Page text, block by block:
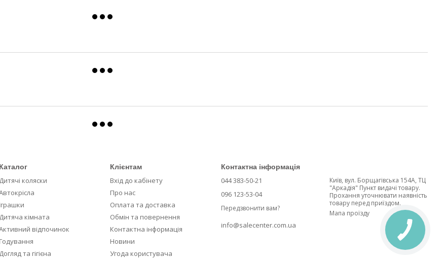
Каталог
Дитячі коляски
Іграшки
Дитяча кімната
відпочинок
Годування
Догляд та гігієна
Клієнтам
Вхід до кабінету
Про нас
Оплата та доставка
Обмін та повернення
Контактна інформація
Новини
Угода користувача
Контактна інформація
044 383-50-21
096 123-53-04
Передзвонити вам?
info@salecenter.com.ua
Київ, вул. Борщагівська 154А, ТЦ
"Аркадія" Пункт видачі товару.
Прохання уточнювати наявність
товару перед приїздом.
Мапа проїзду